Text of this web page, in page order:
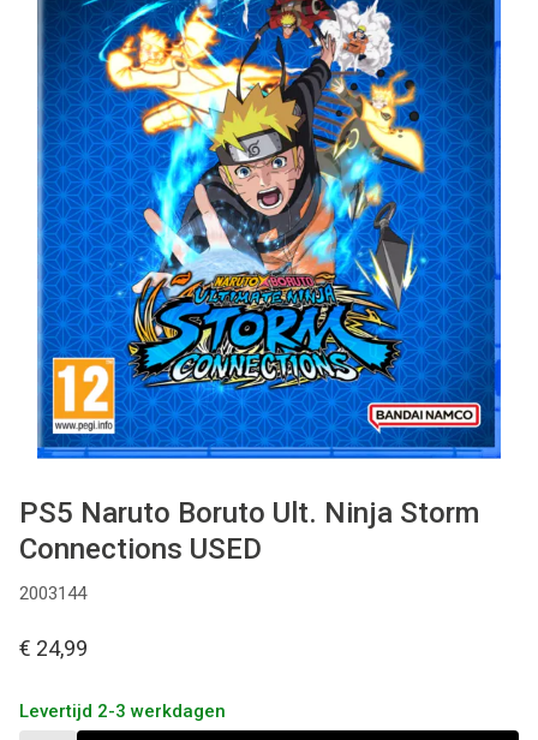
Nintendo
Xbox
Used
Accessoires
Board Games
Cadeaubon
Inkoop
PS5 Naruto Boruto Ult. Ninja Storm
Connections USED
2003144
€ 24,99
Levertijd 2-3 werkdagen